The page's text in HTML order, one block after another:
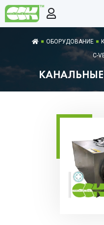
ОБОРУДОВАНИЕ
C-